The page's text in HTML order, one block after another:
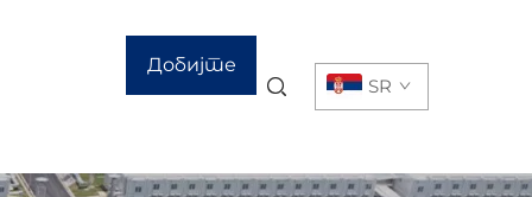
Добијте
SR